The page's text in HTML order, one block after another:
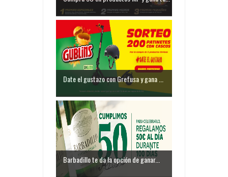
Date el gustazo con Grefusa y gana ...
Barbadillo te da la opción de ganar...